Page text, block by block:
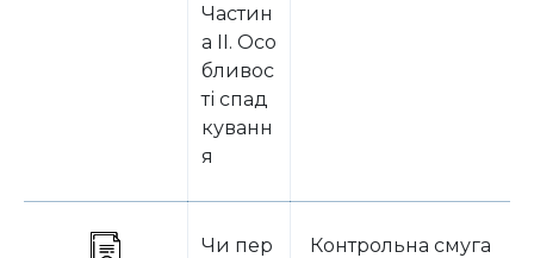
Частин
а ІІ. Осо
бливос
ті спад
куванн
я
Чи пер
Контрольна смуга